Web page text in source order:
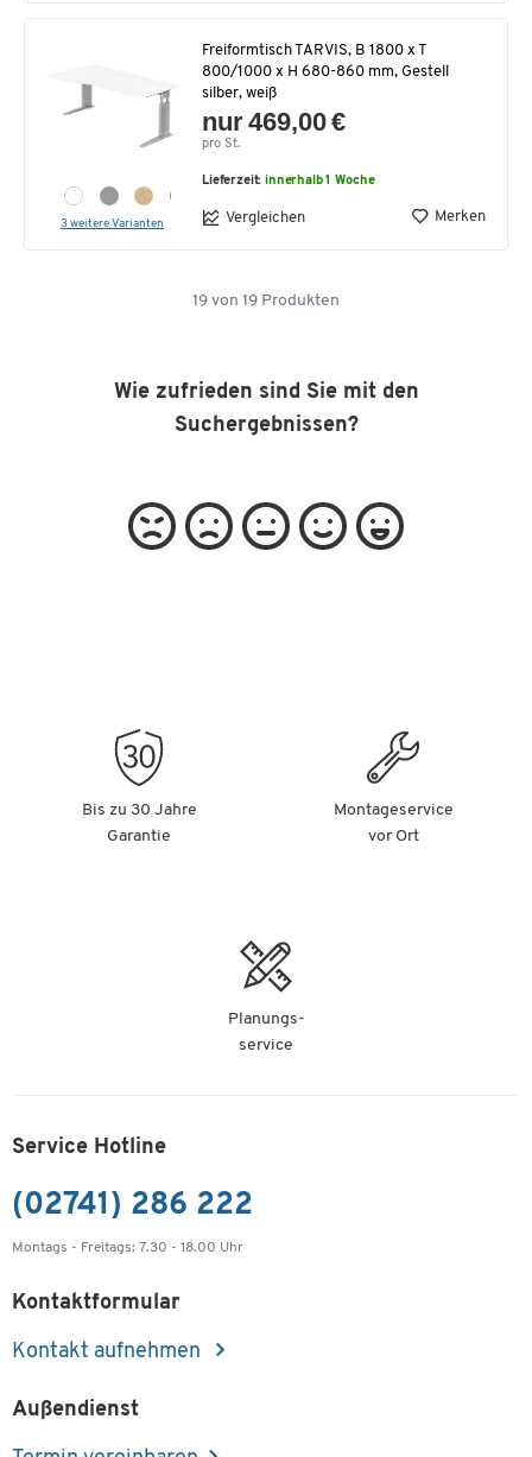
3 weitere Varianten
Freiformtisch TARVIS, B 1800 x T
800/1000 x H 680-860 mm, Gestell
silber, weiß
nur 469,00 €
pro St.
Lieferzeit:innerhalb 1 Woche
Vergleichen Merken
19 von 19 Produkten
Wie zufrieden sind Sie mit den
Suchergebnissen?
Bis zu 30 Jahre
Garantie
Montageservice
vor Ort
Planungs-
service
Service Hotline
(02741) 286 222
Montags - Freitags: 7.30 - 18.00 Uhr
Kontaktformular
Kontakt aufnehmen
Außendienst